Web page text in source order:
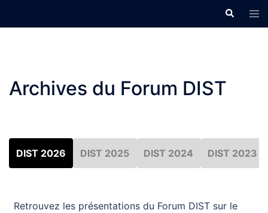
Archives du Forum DIST
DIST 2026 DIST 2025 DIST 2024 DIST 2023
Retrouvez les présentations du Forum DIST sur le